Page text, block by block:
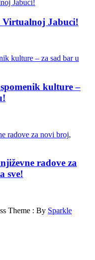
Virtualnoj Jabuci!
kulture –
radove za
sve!
Theme : By Sparkle